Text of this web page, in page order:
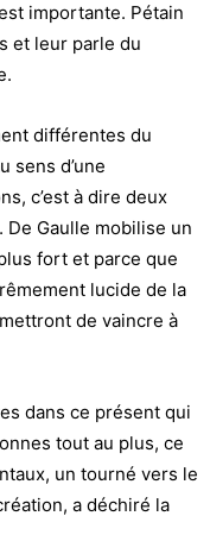
importante. Pétain
et leur parle du
différentes du
sens d’une
c’est à dire deux
Gaulle mobilise un
fort et parce que
lucide de la
de vaincre à
dans ce présent qui
tout au plus, ce
un tourné vers le
a déchiré la